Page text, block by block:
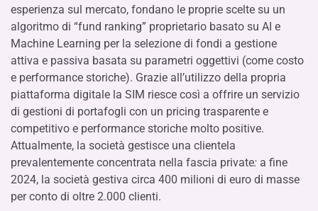
esperienza sul mercato, fondano le proprie scelte su un
algoritmo di “fund ranking” proprietario basato su AI e
Machine Learning per la selezione di fondi a gestione
attiva e passiva basata su parametri oggettivi (come costo
e performance storiche). Grazie all’utilizzo della propria
piattaforma digitale la SIM riesce così a offrire un servizio
di gestioni di portafogli con un pricing trasparente e
competitivo e performance storiche molto positive.
Attualmente, la società gestisce una clientela
prevalentemente concentrata nella fascia private: a fine
2024, la società gestiva circa 400 milioni di euro di masse
per conto di oltre 2.000 clienti.